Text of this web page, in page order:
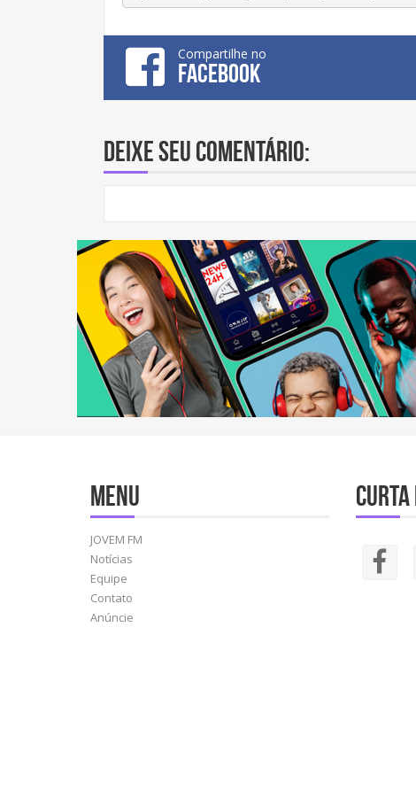
Compartilhe no
FACEBOOK
Deixe seu comentário:
Menu
JOVEM FM
Notícias
Equipe
Contato
Anúncie